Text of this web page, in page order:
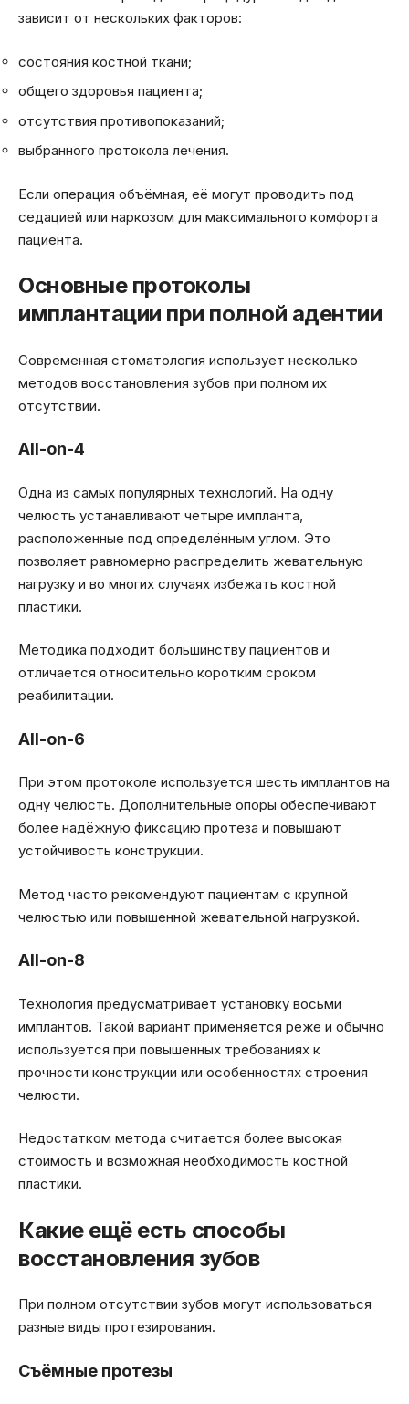
зависит от нескольких факторов:
состояния костной ткани;
общего здоровья пациента;
отсутствия противопоказаний;
выбранного протокола лечения.
Если операция объёмная, её могут проводить под
седацией или наркозом для максимального комфорта
пациента.
Основные протоколы
имплантации при полной адентии
Современная стоматология использует несколько
методов восстановления зубов при полном их
отсутствии.
All-on-4
Одна из самых популярных технологий. На одну
челюсть устанавливают четыре импланта,
расположенные под определённым углом. Это
позволяет равномерно распределить жевательную
нагрузку и во многих случаях избежать костной
пластики.
Методика подходит большинству пациентов и
отличается относительно коротким сроком
реабилитации.
All-on-6
При этом протоколе используется шесть имплантов на
одну челюсть. Дополнительные опоры обеспечивают
более надёжную фиксацию протеза и повышают
устойчивость конструкции.
Метод часто рекомендуют пациентам с крупной
челюстью или повышенной жевательной нагрузкой.
All-on-8
Технология предусматривает установку восьми
имплантов. Такой вариант применяется реже и обычно
используется при повышенных требованиях к
прочности конструкции или особенностях строения
челюсти.
Недостатком метода считается более высокая
стоимость и возможная необходимость костной
пластики.
Какие ещё есть способы
восстановления зубов
При полном отсутствии зубов могут использоваться
разные виды протезирования.
Съёмные протезы